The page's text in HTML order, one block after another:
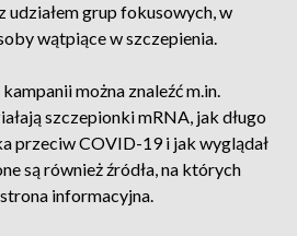
udziałem grup fokusowych, w
wątpiące w szczepienia.
można znaleźć m.in.
szczepionki mRNA, jak długo
przeciw COVID-19 i jak wyglądał
są również źródła, na których
informacyjna.